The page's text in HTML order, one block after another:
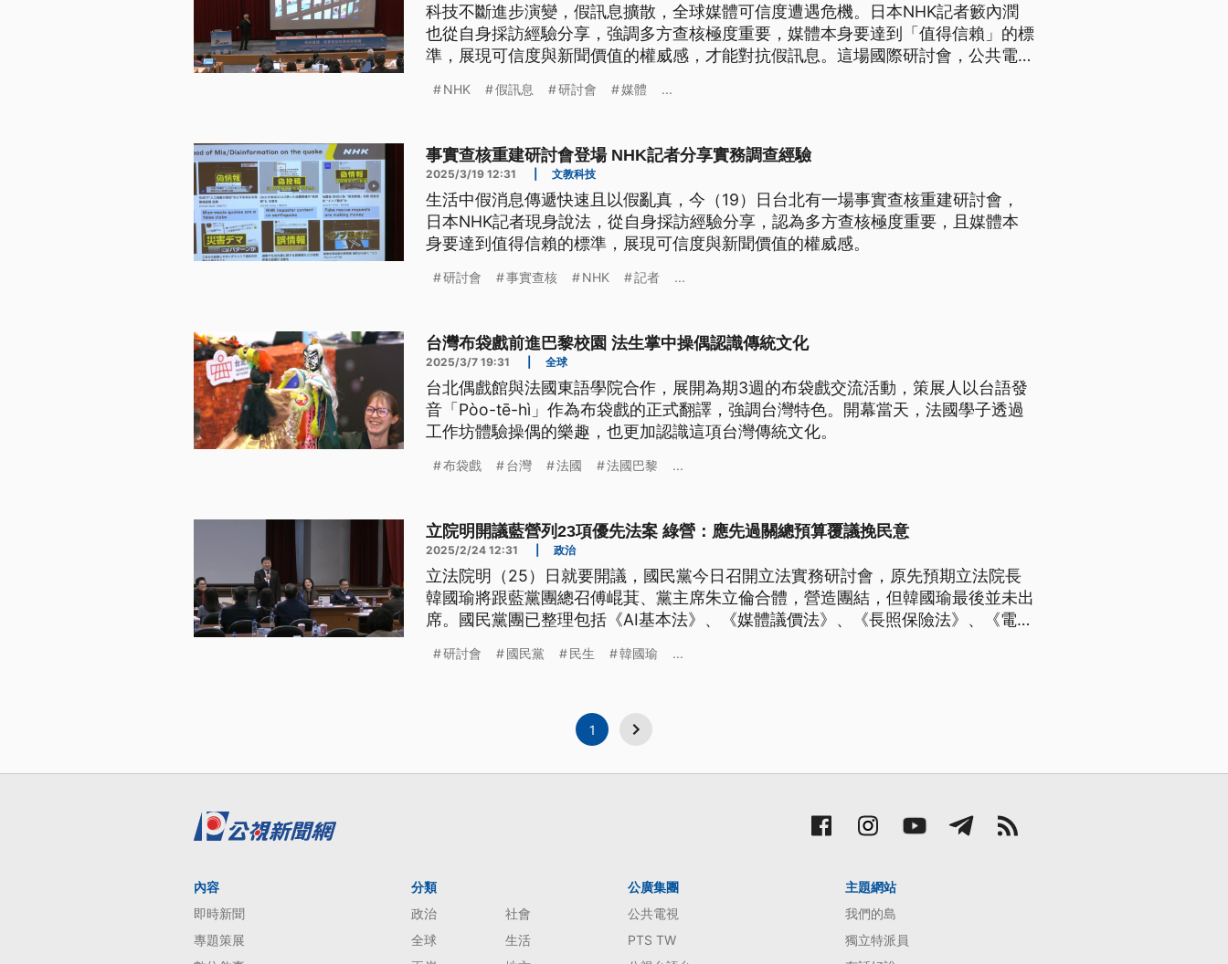
科技不斷進步演變，假訊息擴散，全球媒體可信度遭遇危機。日本NHK記者籔內潤
也從自身採訪經驗分享，強調多方查核極度重要，媒體本身要達到「值得信賴」的標
準，展現可信度與新聞價值的權威感，才能對抗假訊息。這場國際研討會，公共電視
NHK 假訊息 研討會 媒體 ...
事實查核重建研討會登場 NHK記者分享實務調查經驗
2025/3/19 12:31 文教科技
生活中假消息傳遞快速且以假亂真，今（19）日台北有一場事實查核重建研討會，
日本NHK記者現身說法，從自身採訪經驗分享，認為多方查核極度重要，且媒體本
身要達到值得信賴的標準，展現可信度與新聞價值的權威感。
研討會 事實查核 NHK 記者 ...
台灣布袋戲前進巴黎校園 法生掌中操偶認識傳統文化
2025/3/7 19:31 全球
台北偶戲館與法國東語學院合作，展開為期3週的布袋戲交流活動，策展人以台語發
音「Pòo-tē-hì」作為布袋戲的正式翻譯，強調台灣特色。開幕當天，法國學子透過
工作坊體驗操偶的樂趣，也更加認識這項台灣傳統文化。
布袋戲 台灣 法國 法國巴黎 ...
立院明開議藍營列23項優先法案 綠營：應先過關總預算覆議挽民意
2025/2/24 12:31 政治
立法院明（25）日就要開議，國民黨今日召開立法實務研討會，原先預期立法院長
韓國瑜將跟藍黨團總召傅崐萁、黨主席朱立倫合體，營造團結，但韓國瑜最後並未出
席。國民黨團已整理包括《AI基本法》、《媒體議價法》、《長照保險法》、《電業
的民生法案會討論合作。不過民進黨團向藍營喊話，要挽救民意，最好的時機就是讓
研討會 國民黨 民生 韓國瑜 ...
1
內容
即時新聞
專題策展
分類
政治
社會
全球
生活
公廣集團
公共電視
PTS TW
主題網站
我們的島
獨立特派員